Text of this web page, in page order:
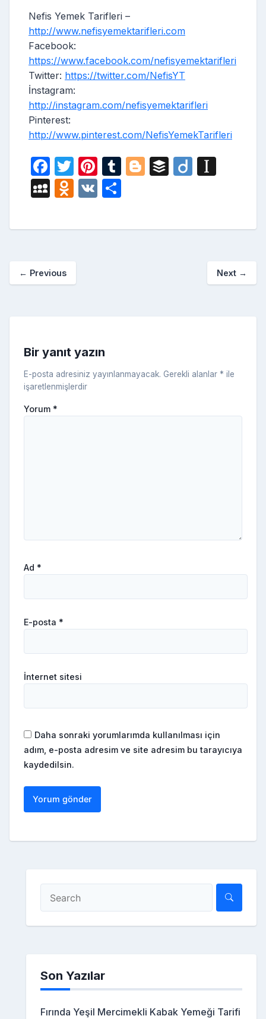
Nefis Yemek Tarifleri –
http://www.nefisyemektarifleri.com
Facebook:
https://www.facebook.com/nefisyemektarifleri
Twitter: https://twitter.com/NefisYT
İnstagram:
http://instagram.com/nefisyemektarifleri
Pinterest:
http://www.pinterest.com/NefisYemekTarifleri
F
a
c
e
o
T
w
itt
er
Pi
nt
er
e
T
bl
Bl
g
B
r
Di
p
er
M
S
a
c
O
n
a
ki
V
ar
← Previous Next →
Bir yanıt yazın
E-posta adresiniz yayınlanmayacak. Gerekli alanlar * ile
işaretlenmişlerdir
Yorum *
Ad *
E-posta *
İnternet sitesi
Daha sonraki yorumlarımda kullanılması için
adım, e-posta adresim ve site adresim bu tarayıcıya
kaydedilsin.
Son Yazılar
Fırında Yeşil Mercimekli Kabak Yemeği Tarifi